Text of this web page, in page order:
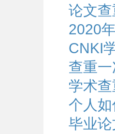
论文
2020
CNKI
查重
学术
个人
毕业